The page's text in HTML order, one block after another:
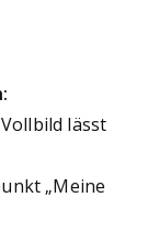
lässt
„Meine